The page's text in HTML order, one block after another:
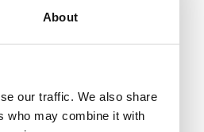
About
our traffic. We also share
who may combine it with